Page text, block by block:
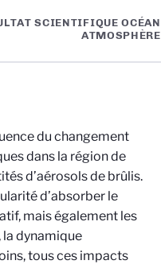
SCIENTIFIQUE OCÉAN
ATMOSPHÈRE
du changement
dans la région de
d’aérosols de brûlis.
d’absorber le
mais également les
dynamique
tous ces impacts